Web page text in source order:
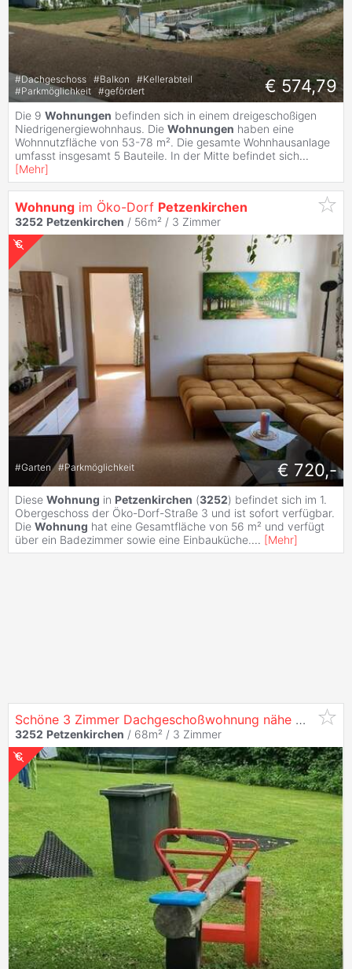
#Dachgeschoss #Balkon #Kellerabteil
#Parkmöglichkeit #gefördert € 574,79
Die 9 Wohnungen befinden sich in einem dreigeschoßigen
Niedrigenergiewohnhaus. Die Wohnungen haben eine
Wohnnutzfläche von 53-78 m². Die gesamte Wohnhausanlage
umfasst insgesamt 5 Bauteile. In der Mitte befindet sich...
[Mehr]
Wohnung im Öko-Dorf Petzenkirchen
3252 Petzenkirchen / 56m² / 3 Zimmer
#Garten #Parkmöglichkeit € 720,-
Diese Wohnung in Petzenkirchen (3252) befindet sich im 1.
Obergeschoss der Öko-Dorf-Straße 3 und ist sofort verfügbar.
Die Wohnung hat eine Gesamtfläche von 56 m² und verfügt
über ein Badezimmer sowie eine Einbauküche.... [Mehr]
Schöne 3 Zimmer Dachgeschoßwohnung nähe Wieselburg
3252 Petzenkirchen / 68m² / 3 Zimmer